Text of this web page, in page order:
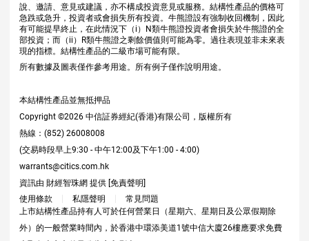
說、邀請、意見或建議，亦不構成投資意見或服務。結構性產品的價格可
急跌或急升，投資者或會損失所有投資。牛熊證設有強制收回機制，因此
有可能提早終止，在此情況下（i）N類牛熊證投資者會損失於牛熊證的全
部投資；而（ii）R類牛熊證之剩餘價值則可能為零。過往表現並非未來表
現的指標。結構性產品的二級市場可能有限。
所有數據及圖表僅作參考用途。所有例子僅作說明用途。
本結構性產品並無抵押品
Copyright ©2026 中信証券經紀(香港)有限公司，版權所有
熱線：(852) 26008008
(交易時段早上9:30 - 中午12:00及下午1:00 - 4:00)
warrants@citics.com.hk
資訊由 財經智珠網 提供 [免責聲明]
使用條款
私隱聲明
常見問題
上市結構性產品持有人可於任何營業日（星期六、星期日及公眾假期除
外）的一般營業時間內，於香港中環添美道1號中信大廈26樓應要求免費